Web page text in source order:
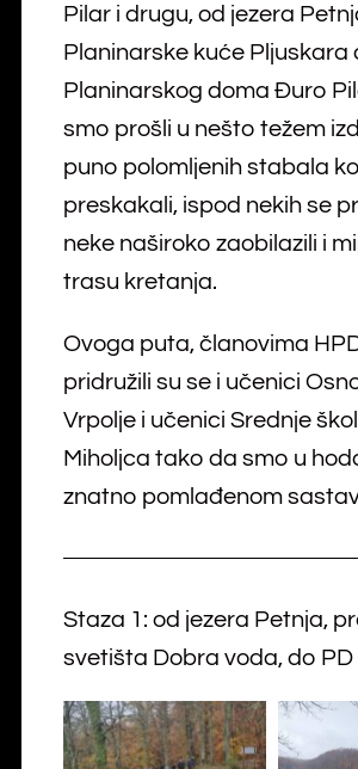
Pilar i drugu, od jezera
Planinarske kuće Pljuskara
Planinarskog doma Đuro
smo prošli u nešto težem
puno polomljenih stabala
preskakali, ispod nekih se
neke naširoko zaobilazili i
trasu kretanja.
Ovoga puta, članovima
pridružili su se i učenici
Vrpolje i učenici Srednje
Miholjca tako da smo u
znatno pomlađenom
Staza 1: od jezera Petnja,
svetišta Dobra voda, do